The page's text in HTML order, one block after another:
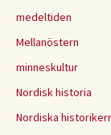
medeltiden
Mellanöstern
minneskultur
Nordisk historia
Nordiska